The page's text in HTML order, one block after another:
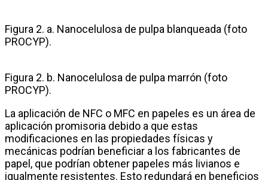
Figura 2. a. Nanocelulosa de pulpa blanqueada (foto
PROCYP).
Figura 2. b. Nanocelulosa de pulpa marrón (foto
PROCYP).
La aplicación de NFC o MFC en papeles es un área de
aplicación promisoria debido a que estas
modificaciones en las propiedades físicas y
mecánicas podrían beneficiar a los fabricantes de
papel, que podrían obtener papeles más livianos e
igualmente resistentes. Esto redundará en beneficios